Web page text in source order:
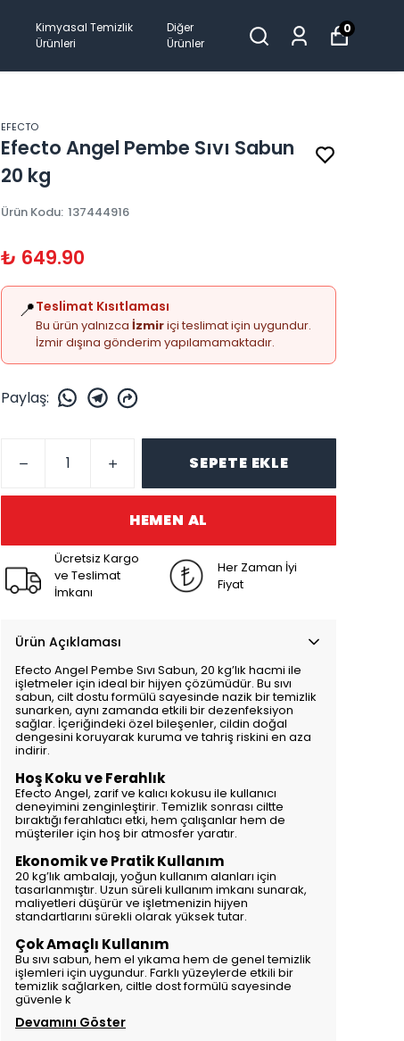
Kimyasal Temizlik
Ürünleri
Diğer
Ürünler
0
EFECTO
Efecto Angel Pembe Sıvı Sabun
20 kg
Ürün Kodu: 137444916
₺ 649.90
📍Teslimat Kısıtlaması
Bu ürün yalnızca İzmiriçi teslimat için uygundur.
İzmir dışına gönderim yapılamamaktadır.
Paylaş:
SEPETE EKLE
HEMEN AL
Ücretsiz Kargo
ve Teslimat
İmkanı
Her Zaman İyi
Fiyat
Ürün Açıklaması
Efecto Angel Pembe Sıvı Sabun, 20 kg’lık hacmi ile
işletmeler için ideal bir hijyen çözümüdür. Bu sıvı
sabun, cilt dostu formülü sayesinde nazik bir temizlik
sunarken, aynı zamanda etkili bir dezenfeksiyon
sağlar. İçeriğindeki özel bileşenler, cildin doğal
dengesini koruyarak kuruma ve tahriş riskini en aza
indirir.
Hoş Koku ve Ferahlık
Efecto Angel, zarif ve kalıcı kokusu ile kullanıcı
deneyimini zenginleştirir. Temizlik sonrası ciltte
bıraktığı ferahlatıcı etki, hem çalışanlar hem de
müşteriler için hoş bir atmosfer yaratır.
Ekonomik ve Pratik Kullanım
20 kg’lık ambalajı, yoğun kullanım alanları için
tasarlanmıştır. Uzun süreli kullanım imkanı sunarak,
maliyetleri düşürür ve işletmenizin hijyen
standartlarını sürekli olarak yüksek tutar.
Çok Amaçlı Kullanım
Bu sıvı sabun, hem el yıkama hem de genel temizlik
işlemleri için uygundur. Farklı yüzeylerde etkili bir
temizlik sağlarken, ciltle dost formülü sayesinde
güvenle k
Devamını Göster